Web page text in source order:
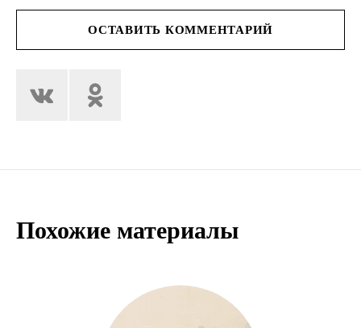
ОСТАВИТЬ КОММЕНТАРИЙ
Похожие материалы